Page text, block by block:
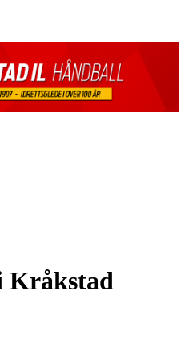
Kråkstad